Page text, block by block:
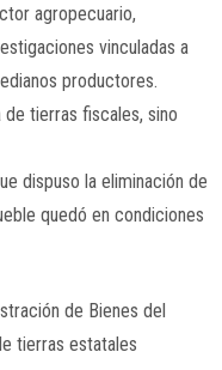
agropecuario,
vinculadas a
productores.
tierras fiscales, sino
dispuso la eliminación de
quedó en condiciones
de Bienes del
tierras estatales